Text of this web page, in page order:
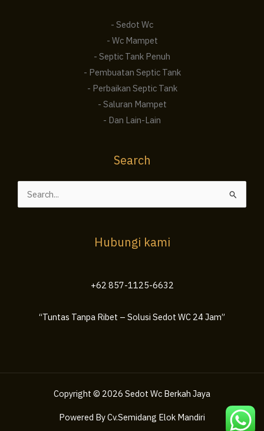
- Sedot Wc
- Wc Mampet
- Septic Tank Penuh
- Pembuatan Septic Tank
- Perbaikan Septic Tank
- Saluran Mampet
- Dan Lain-Lain
Search
Cari
Hubungi kami
+62 857-1125-6632
“Tuntas Tanpa Ribet – Solusi Sedot WC 24 Jam”
Copyright © 2026 Sedot Wc Berkah Jaya
Powered By Cv.Semidang Elok Mandiri